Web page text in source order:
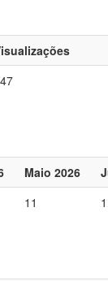
Maio 2026
11